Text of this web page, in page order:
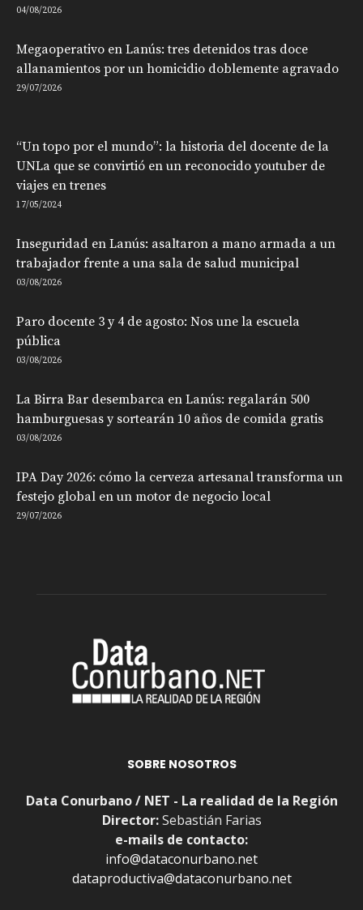
04/08/2026
Megaoperativo en Lanús: tres detenidos tras doce
allanamientos por un homicidio doblemente agravado
29/07/2026
“Un topo por el mundo”: la historia del docente de la
UNLa que se convirtió en un reconocido youtuber de
viajes en trenes
17/05/2024
Inseguridad en Lanús: asaltaron a mano armada a un
trabajador frente a una sala de salud municipal
03/08/2026
Paro docente 3 y 4 de agosto: Nos une la escuela
pública
03/08/2026
La Birra Bar desembarca en Lanús: regalarán 500
hamburguesas y sortearán 10 años de comida gratis
03/08/2026
IPA Day 2026: cómo la cerveza artesanal transforma un
festejo global en un motor de negocio local
29/07/2026
SOBRE NOSOTROS
Data Conurbano / NET - La realidad de la Región
Director:Sebastián Farias
e-mails de contacto:
info@dataconurbano.net
dataproductiva@dataconurbano.net